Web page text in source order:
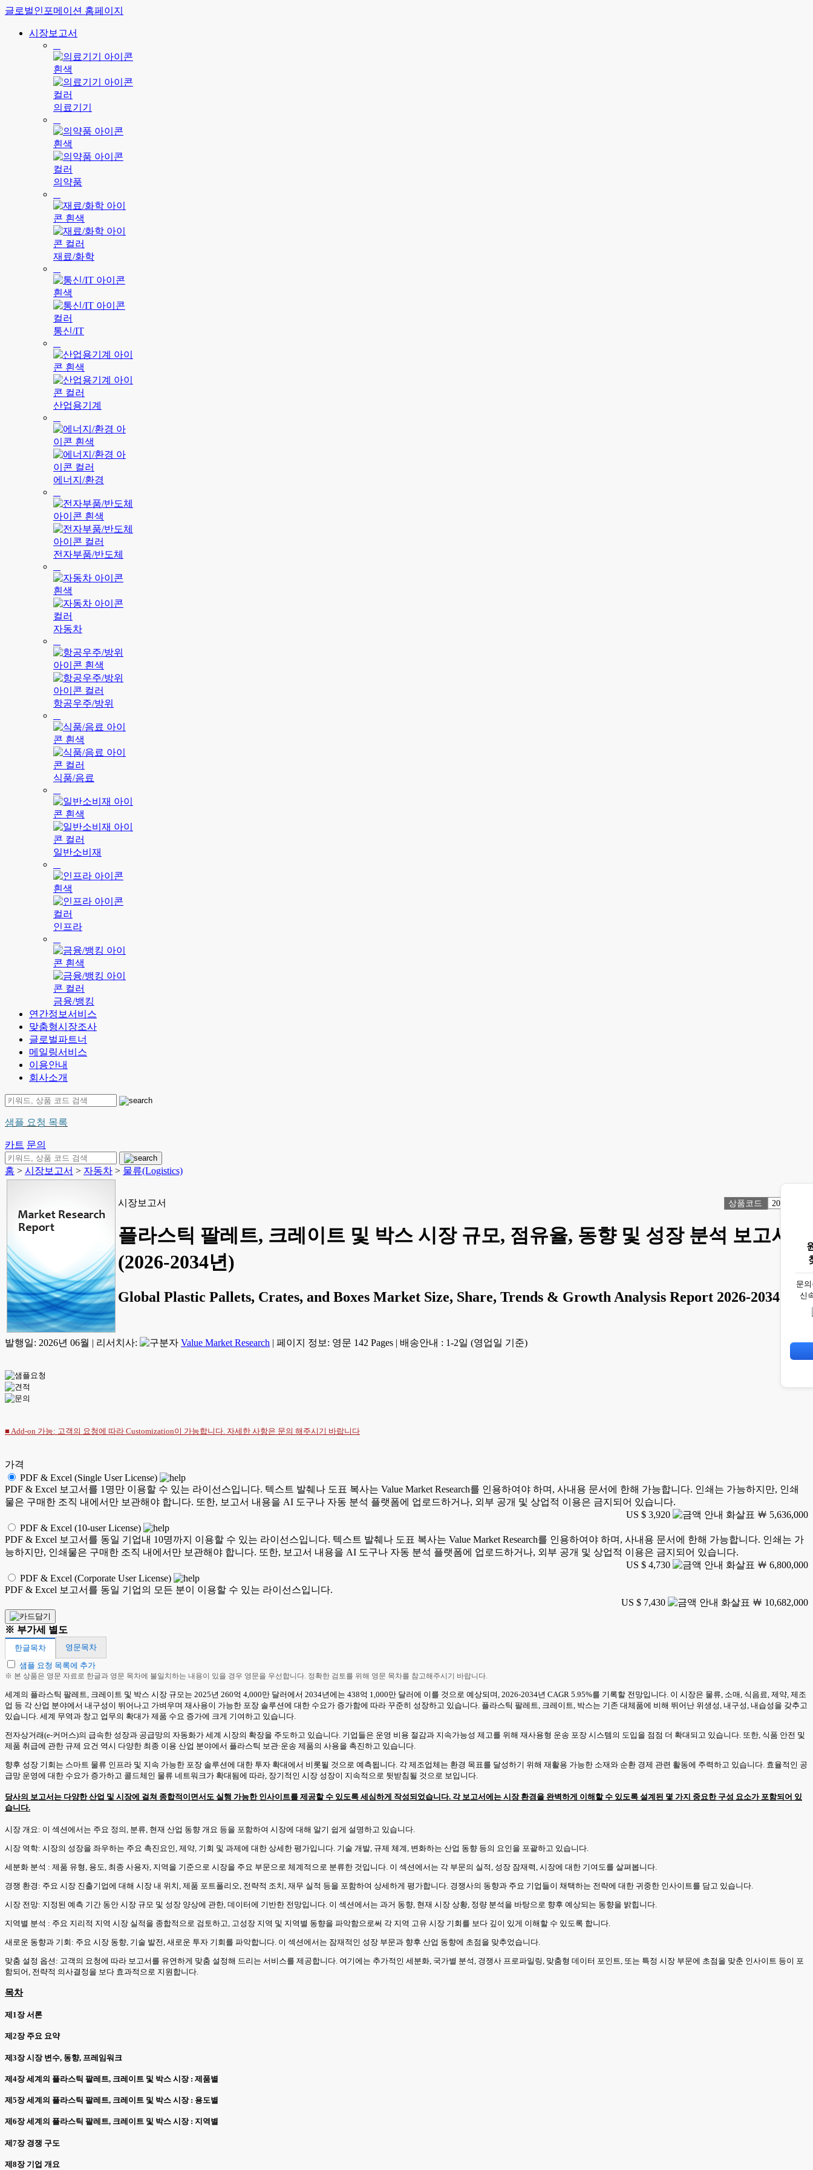
글로벌인포메이션 홈페이지
시장보고서
의료기기
의약품
재료/화학
통신/IT
산업용기계
에너지/환경
전자부품/반도체
자동차
항공우주/방위
식품/음료
일반소비재
인프라
금융/뱅킹
연간정보서비스
맞춤형시장조사
글로벌파트너
메일링서비스
이용안내
회사소개
샘플 요청 목록
카트 문의
홈 > 시장보고서 > 자동차 > 물류(Logistics)
시장보고서 상품코드 2073849
플라스틱 팔레트, 크레이트 및 박스 시장 규모, 점유율, 동향 및 성장 분석 보고서
(2026-2034년)
Global Plastic Pallets, Crates, and Boxes Market Size, Share, Trends & Growth Analysis Report 2026-2034
발행일: 2026년 06월 | 리서치사: Value Market Research | 페이지 정보: 영문 142 Pages | 배송안내 : 1-2일 (영업일 기준)
■ Add-on 가능: 고객의 요청에 따라 Customization이 가능합니다. 자세한 사항은 문의 해주시기 바랍니다
가격
PDF & Excel (Single User License)
PDF & Excel 보고서를 1명만 이용할 수 있는 라이선스입니다. 텍스트 발췌나 도표 복사는 Value Market Research를 인용하여야 하며, 사내용 문서에 한해 가능합니다. 인쇄는 가능하지만, 인쇄
물은 구매한 조직 내에서만 보관해야 합니다. 또한, 보고서 내용을 AI 도구나 자동 분석 플랫폼에 업로드하거나, 외부 공개 및 상업적 이용은 금지되어 있습니다.
US $ 3,920
￦ 5,636,000
PDF & Excel (10-user License)
PDF & Excel 보고서를 동일 기업내 10명까지 이용할 수 있는 라이선스입니다. 텍스트 발췌나 도표 복사는 Value Market Research를 인용하여야 하며, 사내용 문서에 한해 가능합니다. 인쇄는 가
능하지만, 인쇄물은 구매한 조직 내에서만 보관해야 합니다. 또한, 보고서 내용을 AI 도구나 자동 분석 플랫폼에 업로드하거나, 외부 공개 및 상업적 이용은 금지되어 있습니다.
US $ 4,730
￦ 6,800,000
PDF & Excel (Corporate User License)
PDF & Excel 보고서를 동일 기업의 모든 분이 이용할 수 있는 라이선스입니다.
US $ 7,430
￦ 10,682,000
※ 부가세 별도
한글목차
영문목차
샘플 요청 목록에 추가
※ 본 상품은 영문 자료로 한글과 영문 목차에 불일치하는 내용이 있을 경우 영문을 우선합니다. 정확한 검토를 위해 영문 목차를 참고해주시기 바랍니다.
세계의 플라스틱 팔레트, 크레이트 및 박스 시장 규모는 2025년 260억 4,000만 달러에서 2034년에는 438억 1,000만 달러에 이를 것으로 예상되며, 2026-2034년 CAGR 5.95%를 기록할 전망입니다. 이 시장은 물류, 소매, 식음료, 제약, 제조
업 등 각 산업 분야에서 내구성이 뛰어나고 가벼우며 재사용이 가능한 포장 솔루션에 대한 수요가 증가함에 따라 꾸준히 성장하고 있습니다. 플라스틱 팔레트, 크레이트, 박스는 기존 대체품에 비해 뛰어난 위생성, 내구성, 내습성을 갖추고
있습니다. 세계 무역과 창고 업무의 확대가 제품 수요 증가에 크게 기여하고 있습니다.
전자상거래(e-커머스)의 급속한 성장과 공급망의 자동화가 세계 시장의 확장을 주도하고 있습니다. 기업들은 운영 비용 절감과 지속가능성 제고를 위해 재사용형 운송 포장 시스템의 도입을 점점 더 확대되고 있습니다. 또한, 식품 안전 및
제품 취급에 관한 규제 요건 역시 다양한 최종 이용 산업 분야에서 플라스틱 보관·운송 제품의 사용을 촉진하고 있습니다.
향후 성장 기회는 스마트 물류 인프라 및 지속 가능한 포장 솔루션에 대한 투자 확대에서 비롯될 것으로 예측됩니다. 각 제조업체는 환경 목표를 달성하기 위해 재활용 가능한 소재와 순환 경제 관련 활동에 주력하고 있습니다. 효율적인 공
급망 운영에 대한 수요가 증가하고 콜드체인 물류 네트워크가 확대됨에 따라, 장기적인 시장 성장이 지속적으로 뒷받침될 것으로 보입니다.
당사의 보고서는 다양한 산업 및 시장에 걸쳐 종합적이면서도 실행 가능한 인사이트를 제공할 수 있도록 세심하게 작성되었습니다. 각 보고서에는 시장 환경을 완벽하게 이해할 수 있도록 설계된 몇 가지 중요한 구성 요소가 포함되어 있
습니다.
시장 개요: 이 섹션에서는 주요 정의, 분류, 현재 산업 동향 개요 등을 포함하여 시장에 대해 알기 쉽게 설명하고 있습니다.
시장 역학: 시장의 성장을 좌우하는 주요 촉진요인, 제약, 기회 및 과제에 대한 상세한 평가입니다. 기술 개발, 규제 체계, 변화하는 산업 동향 등의 요인을 포괄하고 있습니다.
세분화 분석 : 제품 유형, 용도, 최종 사용자, 지역을 기준으로 시장을 주요 부문으로 체계적으로 분류한 것입니다. 이 섹션에서는 각 부문의 실적, 성장 잠재력, 시장에 대한 기여도를 살펴봅니다.
경쟁 환경: 주요 시장 진출기업에 대해 시장 내 위치, 제품 포트폴리오, 전략적 조치, 재무 실적 등을 포함하여 상세하게 평가합니다. 경쟁사의 동향과 주요 기업들이 채택하는 전략에 대한 귀중한 인사이트를 담고 있습니다.
시장 전망: 지정된 예측 기간 동안 시장 규모 및 성장 양상에 관한, 데이터에 기반한 전망입니다. 이 섹션에서는 과거 동향, 현재 시장 상황, 정량 분석을 바탕으로 향후 예상되는 동향을 밝힙니다.
지역별 분석 : 주요 지리적 지역 시장 실적을 종합적으로 검토하고, 고성장 지역 및 지역별 동향을 파악함으로써 각 지역 고유 시장 기회를 보다 깊이 있게 이해할 수 있도록 합니다.
새로운 동향과 기회: 주요 시장 동향, 기술 발전, 새로운 투자 기회를 파악합니다. 이 섹션에서는 잠재적인 성장 부문과 향후 산업 동향에 초점을 맞추었습니다.
맞춤 설정 옵션: 고객의 요청에 따라 보고서를 유연하게 맞춤 설정해 드리는 서비스를 제공합니다. 여기에는 추가적인 세분화, 국가별 분석, 경쟁사 프로파일링, 맞춤형 데이터 포인트, 또는 특정 시장 부문에 초점을 맞춘 인사이트 등이 포
함되어, 전략적 의사결정을 보다 효과적으로 지원합니다.
목차
제1장 서론
제2장 주요 요약
제3장 시장 변수, 동향, 프레임워크
제4장 세계의 플라스틱 팔레트, 크레이트 및 박스 시장 : 제품별
제5장 세계의 플라스틱 팔레트, 크레이트 및 박스 시장 : 용도별
제6장 세계의 플라스틱 팔레트, 크레이트 및 박스 시장 : 지역별
제7장 경쟁 구도
제8장 기업 개요
문
신